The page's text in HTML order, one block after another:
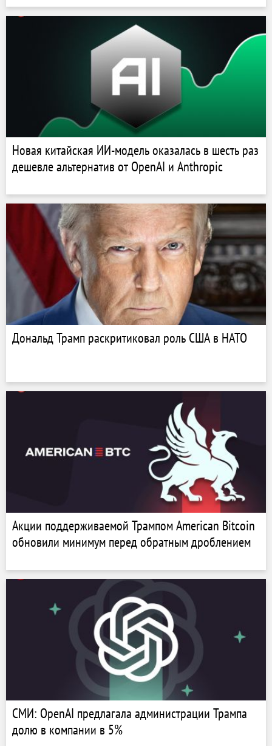
Новая китайская ИИ-модель оказалась в шесть раз
дешевле альтернатив от OpenAI и Anthropic
Дональд Трамп раскритиковал роль США в НАТО
Акции поддерживаемой Трампом American Bitcoin
обновили минимум перед обратным дроблением
СМИ: OpenAI предлагала администрации Трампа
долю в компании в 5%